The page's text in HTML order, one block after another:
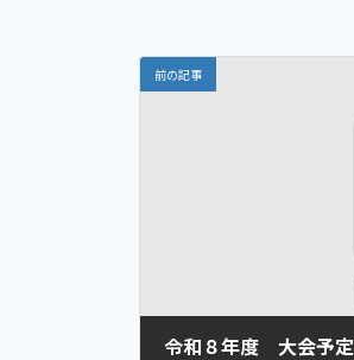
前の記事
令和８年度 大会予定